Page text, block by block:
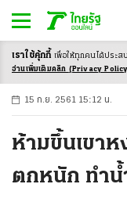
-ก ก ก+
15 ก.ย. 2561 15:12 น.
ห้ามขึ้นเขา
ตกหนัก ทำน้
เราใช้คุ้กกี้ เพื่อให้ทุกคนได้ประส
อ่านเพิ่มเติมคลิก (Privacy